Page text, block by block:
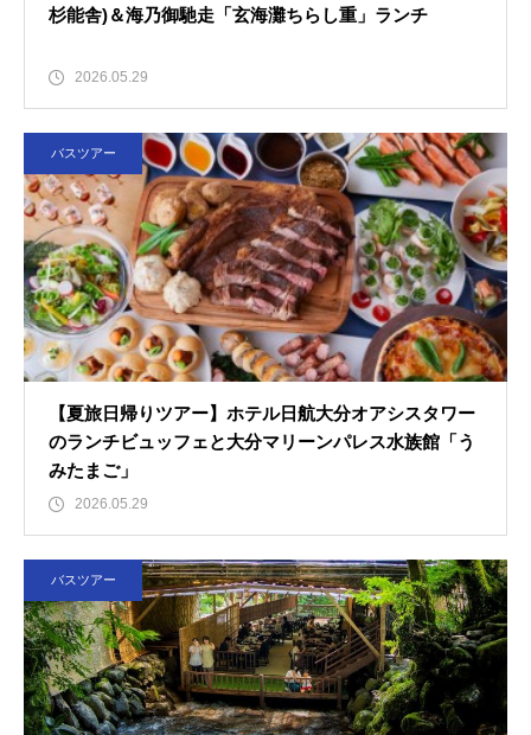
杉能舎)＆海乃御馳走「玄海灘ちらし重」ランチ
2026.05.29
バスツアー
【夏旅日帰りツアー】ホテル日航大分オアシスタワー
のランチビュッフェと大分マリーンパレス水族館「う
みたまご」
2026.05.29
バスツアー